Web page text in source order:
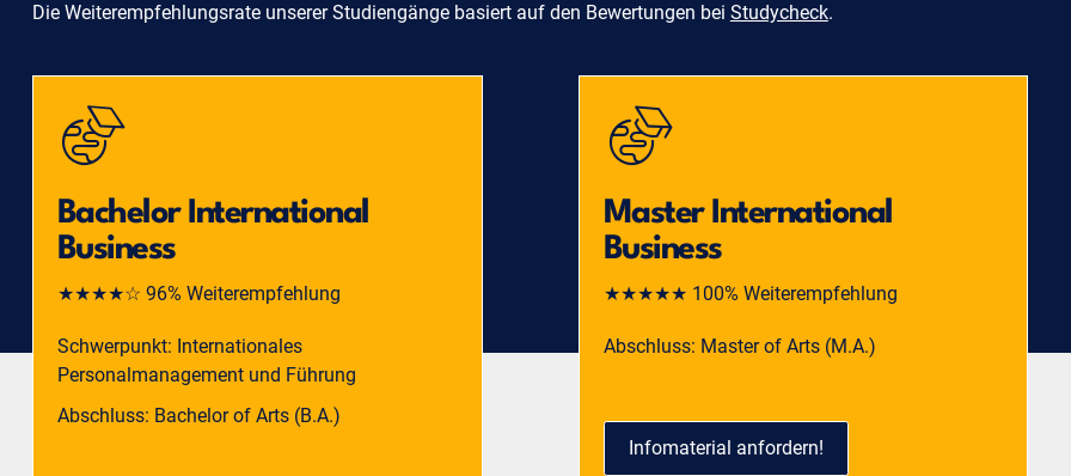
Die Weiterempfehlungsrate unserer Studiengänge basiert auf den Bewertungen bei Studycheck.
Bachelor International
Business
★★★★☆ 96% Weiterempfehlung
Schwerpunkt: Internationales
Personalmanagement und Führung
Abschluss: Bachelor of Arts (B.A.)
Master International
Business
★★★★★ 100% Weiterempfehlung
Abschluss: Master of Arts (M.A.)
Infomaterial anfordern!